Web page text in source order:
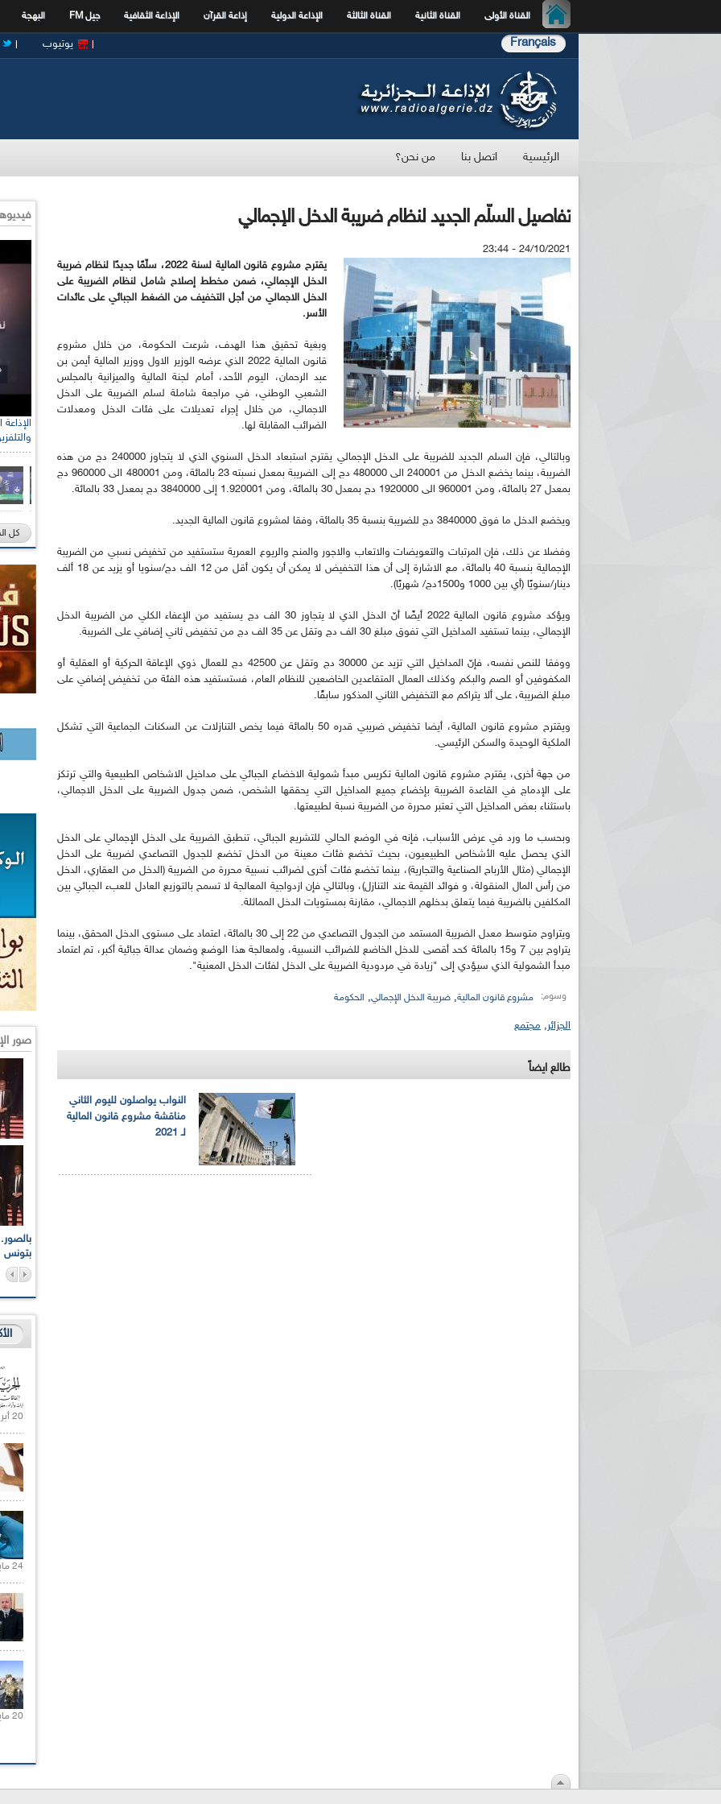
القناة الأولى القناة الثانية القناة الثالثة الإذاعة الدولية إذاعة القرآن الإذاعة الثقافية جيل FM البهجة
Français يوتيوب
الرئيسية اتصل بنا من نحن؟
تفاصيل السلّم الجديد لنظام ضريبة الدخل الإجمالي
24/10/2021 - 23:44
يقترح مشروع قانون المالية لسنة 2022، سلّمًا جديدًا لنظام ضريبة
الدخل الإجمالي، ضمن مخطط إصلاح شامل لنظام الضريبة على
الدخل الاجمالي من أجل التخفيف من الضغط الجبائي على عائدات
الأسر.
وبغية تحقيق هذا الهدف، شرعت الحكومة، من خلال مشروع
قانون المالية 2022 الذي عرضه الوزير الاول ووزير المالية أيمن بن
عبد الرحمان، اليوم الأحد، أمام لجنة المالية والميزانية بالمجلس
الشعبي الوطني، في مراجعة شاملة لسلم الضريبة على الدخل
الاجمالي، من خلال إجراء تعديلات على فئات الدخل ومعدلات
الضرائب المقابلة لها.
وبالتالي، فإن السلم الجديد للضريبة على الدخل الإجمالي يقترح استبعاد الدخل السنوي الذي لا يتجاوز 240000 دج من هذه
الضريبة، بينما يخضع الدخل من 240001 الى 480000 دج إلى الضريبة بمعدل نسبته 23 بالمائة، ومن 480001 الى 960000 دج
بمعدل 27 بالمائة، ومن 960001 الى 1920000 دج بمعدل 30 بالمائة، ومن 1.920001 إلى 3840000 دج بمعدل 33 بالمائة.
ويخضع الدخل ما فوق 3840000 دج للضريبة بنسبة 35 بالمائة، وفقا لمشروع قانون المالية الجديد.
وفضلا عن ذلك، فإن المرتبات والتعويضات والاتعاب والاجور والمنح والريوع العمرية ستستفيد من تخفيض نسبي من الضريبة
الإجمالية بنسبة 40 بالمائة، مع الاشارة إلى أن هذا التخفيض لا يمكن أن يكون أقل من 12 الف دج/سنويا أو يزيد عن 18 ألف
دينار/سنويًا (أي بين 1000 و1500دج/ شهريًا).
ويؤكد مشروع قانون المالية 2022 أيضًا أنّ الدخل الذي لا يتجاوز 30 الف دج يستفيد من الإعفاء الكلي من الضريبة الدخل
الإجمالي، بينما تستفيد المداخيل التي تفوق مبلغ 30 الف دج وتقل عن 35 الف دج من تخفيض ثاني إضافي على الضريبة.
ووفقا للنص نفسه، فإنّ المداخيل التي تزيد عن 30000 دج وتقل عن 42500 دج للعمال ذوي الإعاقة الحركية أو العقلية أو
المكفوفين أو الصم والبكم وكذلك العمال المتقاعدين الخاضعين للنظام العام، فستستفيد هذه الفئة من تخفيض إضافي على
مبلغ الضريبة، على ألا يتراكم مع التخفيض الثاني المذكور سابقًا.
ويقترح مشروع قانون المالية، أيضا تخفيض ضريبي قدره 50 بالمائة فيما يخص التنازلات عن السكنات الجماعية التي تشكل
الملكية الوحيدة والسكن الرئيسي.
من جهة أخرى، يقترح مشروع قانون المالية تكريس مبدأ شمولية الاخضاع الجبائي على مداخيل الاشخاص الطبيعية والتي ترتكز
على الإدماج في القاعدة الضريبة بإخضاع جميع المداخيل التي يحققها الشخص، ضمن جدول الضريبة على الدخل الاجمالي،
باستثناء بعض المداخيل التي تعتبر محررة من الضريبة نسبة لطبيعتها.
وبحسب ما ورد في عرض الأسباب، فإنه في الوضع الحالي للتشريع الجبائي، تنطبق الضريبة على الدخل الإجمالي على الدخل
الذي يحصل عليه الأشخاص الطبيعيون، بحيث تخضع فئات معينة من الدخل تخضع للجدول التصاعدي لضريبة على الدخل
الإجمالي (مثال الأرباح الصناعية والتجارية)، بينما تخضع فئات أخرى لضرائب نسبية محررة من الضريبة (الدخل من العقاري، الدخل
من رأس المال المنقولة، و فوائد القيمة عند التنازل)، وبالتالي فإن ازدواجية المعالجة لا تسمح بالتوزيع العادل للعبء الجبائي بين
المكلفين بالضريبة فيما يتعلق بدخلهم الاجمالي، مقارنة بمستويات الدخل المماثلة.
ويتراوح متوسط معدل الضريبة المستمد من الجدول التصاعدي من 22 إلى 30 بالمائة، اعتماد على مستوى الدخل المحقق، بينما
يتراوح بين 7 و15 بالمائة كحد أقصى للدخل الخاضع للضرائب النسبية، ولمعالجة هذا الوضع وضمان عدالة جبائية أكبر، تم اعتماد
مبدأ الشمولية الذي سيؤدي إلى "زيادة في مردودية الضريبة على الدخل لفئات الدخل المعنية".
وسوم: مشروع قانون المالية, ضريبة الدخل الإجمالي, الحكومة
الجزائر, مجتمع
طالع ايضاً
النواب يواصلون لليوم الثاني
مناقشة مشروع قانون المالية
لـ 2021
كل
صور
بتونس
20 أبريل 2021 |
24 مايو 2021 |
20 مايو 2021 |